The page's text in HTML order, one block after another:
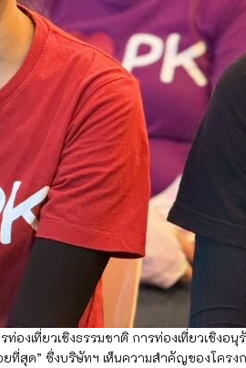
ยวเชิงธรรมชาติ การท่องเที่ยวเชิงอนุรั
สุด” ซึ่งบริษัทฯ เห็นความสำคัญของโครง